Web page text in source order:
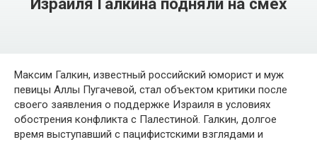
Максим Галкин, известный российский юморист и муж
певицы Аллы Пугачевой, стал объектом критики после
своего заявления о поддержке Израиля в условиях
обострения конфликта с Палестиной. Галкин, долгое
время выступавший с пацифистскими взглядами и